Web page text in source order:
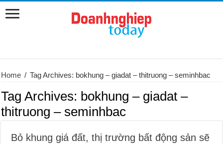
Home / Tag Archives: bokhung – giadat – thitruong – seminhbac
Tag Archives: bokhung – giadat –
thitruong – seminhbac
Bỏ khung giá đất, thị trường bất động sản sẽ